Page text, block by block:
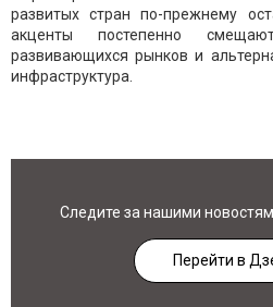
развитых стран по-прежнему
акценты постепенно
развивающихся рынков и
инфраструктура.
Следите за нашими
Перейти в